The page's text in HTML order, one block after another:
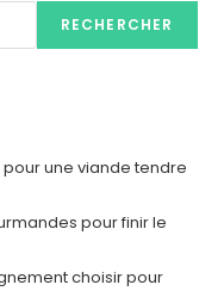
RECHERCHER
une viande tendre
pour finir le
choisir pour